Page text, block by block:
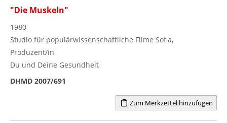
"Die Muskeln"
1980
Studio für populärwissenschaftliche Filme Sofia,
Produzent/in
Du und Deine Gesundheit
DHMD 2007/691
Zum Merkzettel hinzufügen